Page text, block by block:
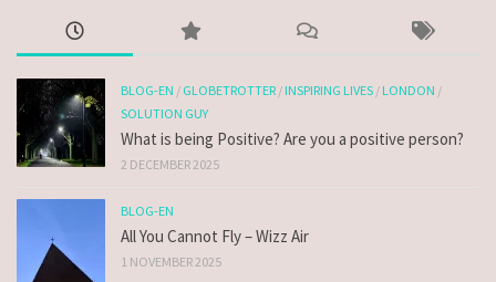
BLOG-EN / GLOBETROTTER /INSPIRING LIVES /LONDON /
SOLUTION GUY
What is being Positive? Are you a positive person?
2 DECEMBER 2025
BLOG-EN
All You Cannot Fly – Wizz Air
1 NOVEMBER 2025